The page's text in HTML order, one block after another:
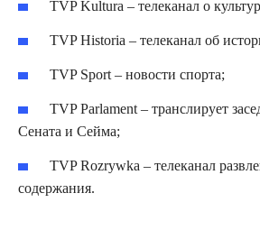
TVP Kultura – телеканал о
TVP Historia – телеканал об
TVP Sport – новости спорта;
TVP Parlament – транслирует
Сената и Сейма;
TVP Rozrywka – телеканал
содержания.